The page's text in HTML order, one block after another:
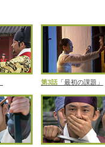
第3話 「最初の課題」